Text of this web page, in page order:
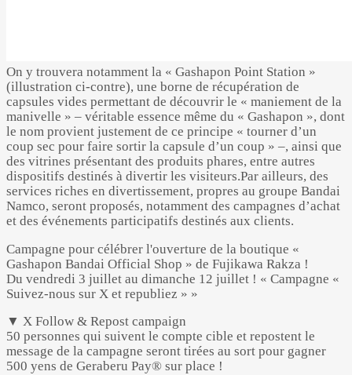
On y trouvera notamment la « Gashapon Point Station »
(illustration ci-contre), une borne de récupération de
capsules vides permettant de découvrir le « maniement de la
manivelle » – véritable essence même du « Gashapon », dont
le nom provient justement de ce principe « tourner d’un
coup sec pour faire sortir la capsule d’un coup » –, ainsi que
des vitrines présentant des produits phares, entre autres
dispositifs destinés à divertir les visiteurs.Par ailleurs, des
services riches en divertissement, propres au groupe Bandai
Namco, seront proposés, notamment des campagnes d’achat
et des événements participatifs destinés aux clients.
Campagne pour célébrer l'ouverture de la boutique «
Gashapon Bandai Official Shop » de Fujikawa Rakza !
Du vendredi 3 juillet au dimanche 12 juillet ! « Campagne «
Suivez-nous sur X et republiez » »
▼ X Follow & Repost campaign
50 personnes qui suivent le compte cible et repostent le
message de la campagne seront tirées au sort pour gagner
500 yens de Geraberu Pay® sur place !